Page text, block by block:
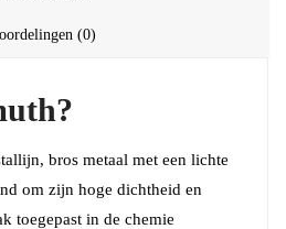
(0)
bros metaal met een lichte
om zijn hoge dichtheid en
toegepast in de chemie